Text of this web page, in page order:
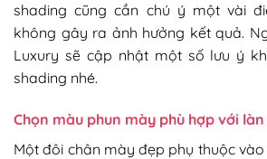
shading cũng cần chú ý một vài
không gây ra ảnh hưởng kết quả.
Luxury sẽ cập nhật một số lưu ý
shading nhé.
Chọn màu phun mày phù hợp với
Một đôi chân mày đẹp phụ thuộc